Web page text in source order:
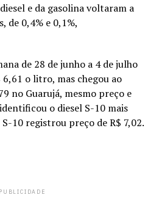
e da gasolina voltaram a
de 0,4% e 0,1%,
de 28 de junho a 4 de julho
o litro, mas chegou ao
no Guarujá, mesmo preço e
o diesel S-10 mais
10 registrou preço de R$ 7,02.
PUBLICIDADE